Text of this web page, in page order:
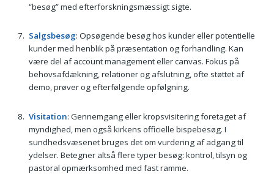
“besøg” med efterforskningsmæssigt sigte.
Salgsbesøg: Opsøgende besøg hos kunder eller potentielle
kunder med henblik på præsentation og forhandling. Kan
være del af account management eller canvas. Fokus på
behovsafdækning, relationer og afslutning, ofte støttet af
demo, prøver og efterfølgende opfølgning.
Visitation: Gennemgang eller kropsvisitering foretaget af
myndighed, men også kirkens officielle bispebesøg. I
sundhedsvæsenet bruges det om vurdering af adgang til
ydelser. Betegner altså flere typer besøg: kontrol, tilsyn og
pastoral opmærksomhed med fast ramme.